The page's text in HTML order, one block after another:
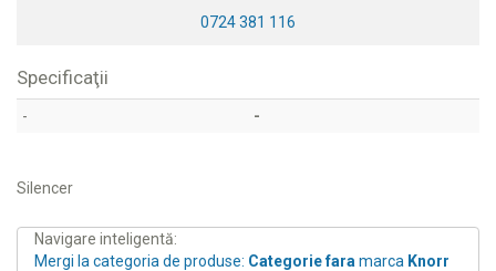
0724 381 116
Specificaţii
- -
Silencer
Navigare inteligentă:
Mergi la categoria de produse: Categorie fara marca Knorr